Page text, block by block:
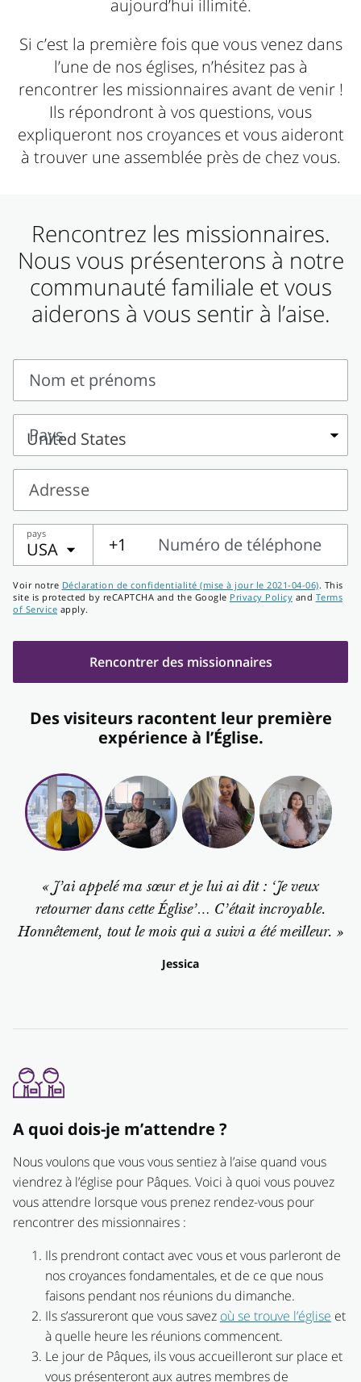
aujourd’hui illimité.
Si c’est la première fois que vous venez dans
l’une de nos églises, n’hésitez pas à
rencontrer les missionnaires avant de venir !
Ils répondront à vos questions, vous
expliqueront nos croyances et vous aideront
à trouver une assemblée près de chez vous.
Rencontrez les missionnaires.
Nous vous présenterons à notre
communauté familiale et vous
aiderons à vous sentir à l’aise.
Nom et prénoms
Nom
prénoms
Pays
Pays
Adresse
Adresse
pays
USA +1
Numéro de téléphone
Numéro
de
téléphone
Voir notre Déclaration de confidentialité (mise à jour le 2021-04-06). This
site is protected by reCAPTCHA and the Google Privacy Policy and Terms
of Service apply.
Rencontrer des missionnaires
Des visiteurs racontent leur première
expérience à l’Église.
« J’ai appelé ma sœur et je lui ai dit : ‘Je veux
retourner dans cette Église’… C’était incroyable.
Honnêtement, tout le mois qui a suivi a été meilleur. »
Jessica
A quoi dois-je m’attendre ?
Nous voulons que vous vous sentiez à l’aise quand vous
viendrez à l’église pour Pâques. Voici à quoi vous pouvez
vous attendre lorsque vous prenez rendez-vous pour
rencontrer des missionnaires :
Ils prendront contact avec vous et vous parleront de
nos croyances fondamentales, et de ce que nous
faisons pendant nos réunions du dimanche.
Ils s’assureront que vous savez où se trouve l’église et
à quelle heure les réunions commencent.
Le jour de Pâques, ils vous accueilleront sur place et
vous présenteront aux autres membres de